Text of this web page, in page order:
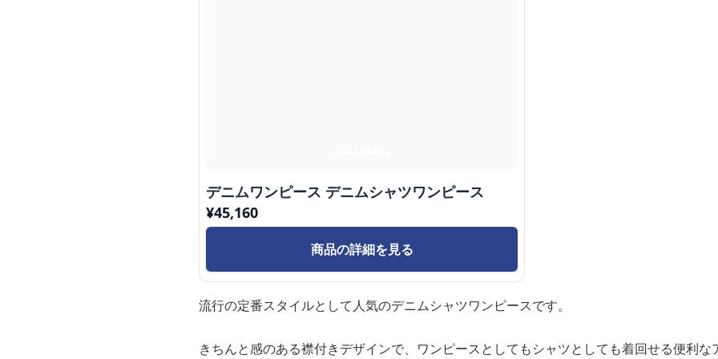
デニムワンピース デニムシャツワンピース
¥45,160
商品の詳細を見る
流行の定番スタイルとして人気のデニムシャツワンピースです。
きちんと感のある襟付きデザインで、ワンピースとしてもシャツとしても着回せる便利な